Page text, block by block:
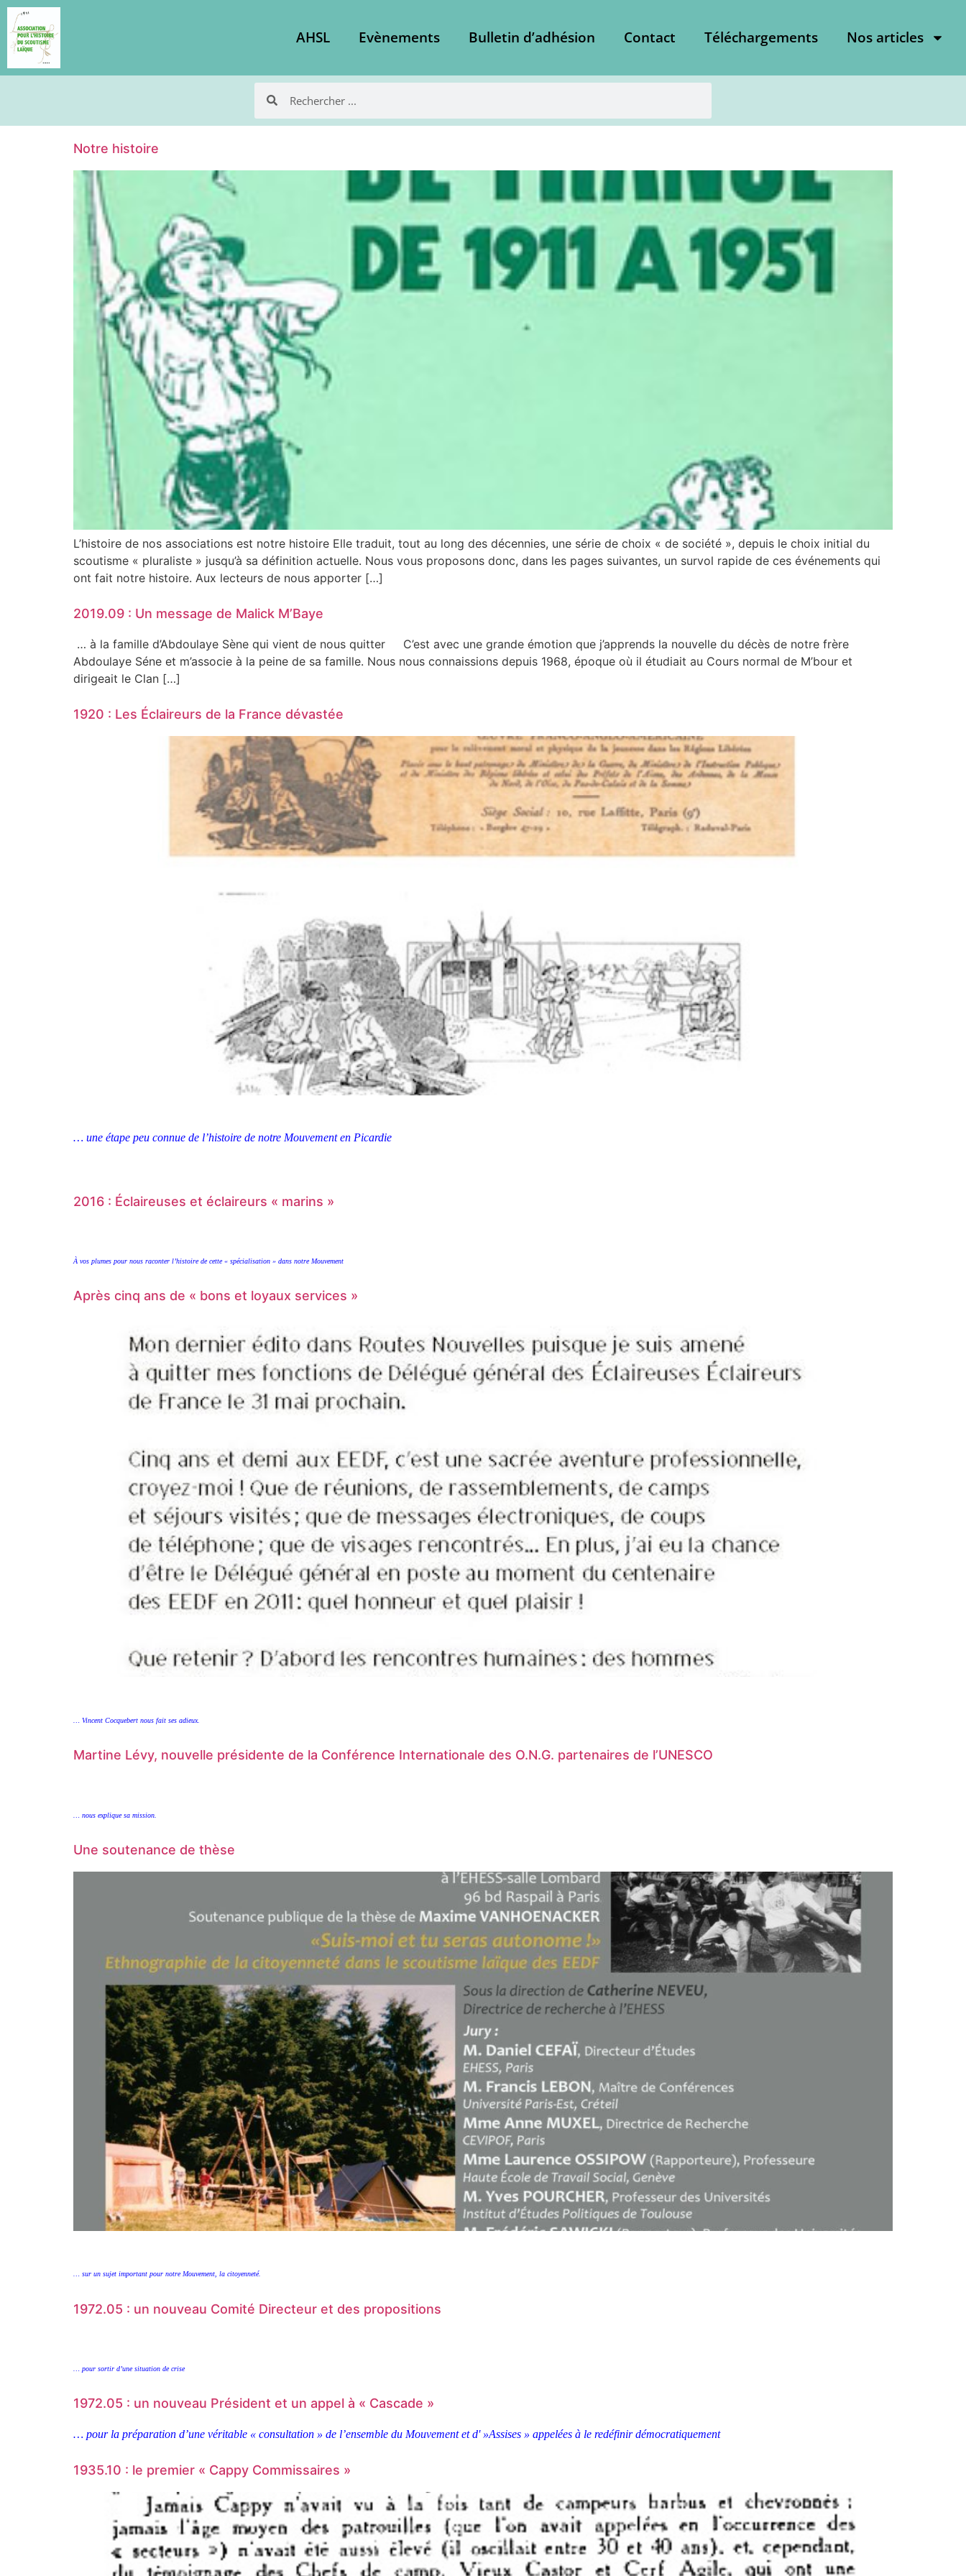
AHSL Evènements Bulletin d’adhésion Contact Téléchargements Nos articles
Notre histoire
L’histoire de nos associations est notre histoire Elle traduit, tout au long des décennies, une série de choix « de société », depuis le choix initial du
scoutisme « pluraliste » jusqu’à sa définition actuelle. Nous vous proposons donc, dans les pages suivantes, un survol rapide de ces événements qui
ont fait notre histoire. Aux lecteurs de nous apporter […]
2019.09 : Un message de Malick M’Baye
… à la famille d’Abdoulaye Sène qui vient de nous quitter C’est avec une grande émotion que j’apprends la nouvelle du décès de notre frère
Abdoulaye Séne et m’associe à la peine de sa famille. Nous nous connaissions depuis 1968, époque où il étudiait au Cours normal de M’bour et
dirigeait le Clan […]
1920 : Les Éclaireurs de la France dévastée
… une étape peu connue de l’histoire de notre Mouvement en Picardie
2016 : Éclaireuses et éclaireurs « marins »
À vos plumes pour nous raconter l’histoire de cette « spécialisation » dans notre Mouvement
Après cinq ans de « bons et loyaux services »
… Vincent Cocquebert nous fait ses adieux.
Martine Lévy, nouvelle présidente de la Conférence Internationale des O.N.G. partenaires de l’UNESCO
… nous explique sa mission.
Une soutenance de thèse
… sur un sujet important pour notre Mouvement, la citoyenneté.
1972.05 : un nouveau Comité Directeur et des propositions
… pour sortir d’une situation de crise
1972.05 : un nouveau Président et un appel à « Cascade »
… pour la préparation d’une véritable « consultation » de l’ensemble du Mouvement et d' »Assises » appelées à le redéfinir démocratiquement
1935.10 : le premier « Cappy Commissaires »